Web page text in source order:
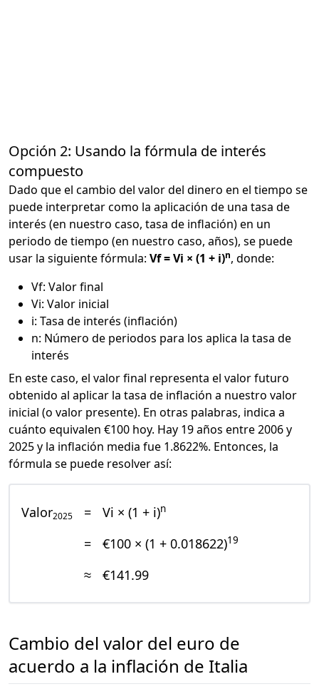
Opción 2: Usando la fórmula de interés
compuesto
Dado que el cambio del valor del dinero en el tiempo se
puede interpretar como la aplicación de una tasa de
interés (en nuestro caso, tasa de inflación) en un
periodo de tiempo (en nuestro caso, años), se puede
usar la siguiente fórmula: Vf = Vi × (1 + i)n, donde:
Vf: Valor final
Vi: Valor inicial
i: Tasa de interés (inflación)
n: Número de periodos para los aplica la tasa de
interés
En este caso, el valor final representa el valor futuro
obtenido al aplicar la tasa de inflación a nuestro valor
inicial (o valor presente). En otras palabras, indica a
cuánto equivalen €100 hoy. Hay 19 años entre 2006 y
2025 y la inflación media fue 1.8622%. Entonces, la
fórmula se puede resolver así:
Valor2025 = Vi × (1 + i)n
= €100 × (1 + 0.018622)19
≈ €141.99
Cambio del valor del euro de
acuerdo a la inflación de Italia